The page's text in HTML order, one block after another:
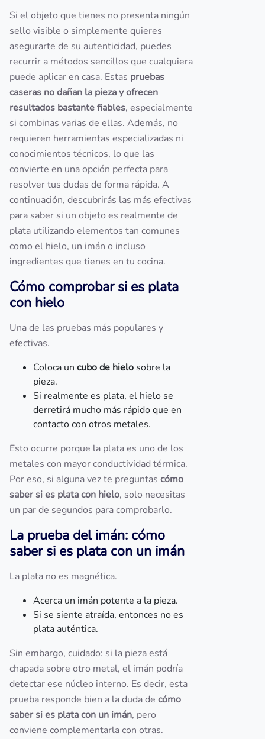
Si el objeto que tienes no presenta ningún
sello visible o simplemente quieres
asegurarte de su autenticidad, puedes
recurrir a métodos sencillos que cualquiera
puede aplicar en casa. Estas pruebas
caseras no dañan la pieza y ofrecen
resultados bastante fiables, especialmente
si combinas varias de ellas. Además, no
requieren herramientas especializadas ni
conocimientos técnicos, lo que las
convierte en una opción perfecta para
resolver tus dudas de forma rápida. A
continuación, descubrirás las más efectivas
para saber si un objeto es realmente de
plata utilizando elementos tan comunes
como el hielo, un imán o incluso
ingredientes que tienes en tu cocina.
Cómo comprobar si es plata
con hielo
Una de las pruebas más populares y
efectivas.
Coloca un cubo de hielo sobre la
pieza.
Si realmente es plata, el hielo se
derretirá mucho más rápido que en
contacto con otros metales.
Esto ocurre porque la plata es uno de los
metales con mayor conductividad térmica.
Por eso, si alguna vez te preguntas cómo
saber si es plata con hielo, solo necesitas
un par de segundos para comprobarlo.
La prueba del imán: cómo
saber si es plata con un imán
La plata no es magnética.
Acerca un imán potente a la pieza.
Si se siente atraída, entonces no es
plata auténtica.
Sin embargo, cuidado: si la pieza está
chapada sobre otro metal, el imán podría
detectar ese núcleo interno. Es decir, esta
prueba responde bien a la duda de cómo
saber si es plata con un imán, pero
conviene complementarla con otras.